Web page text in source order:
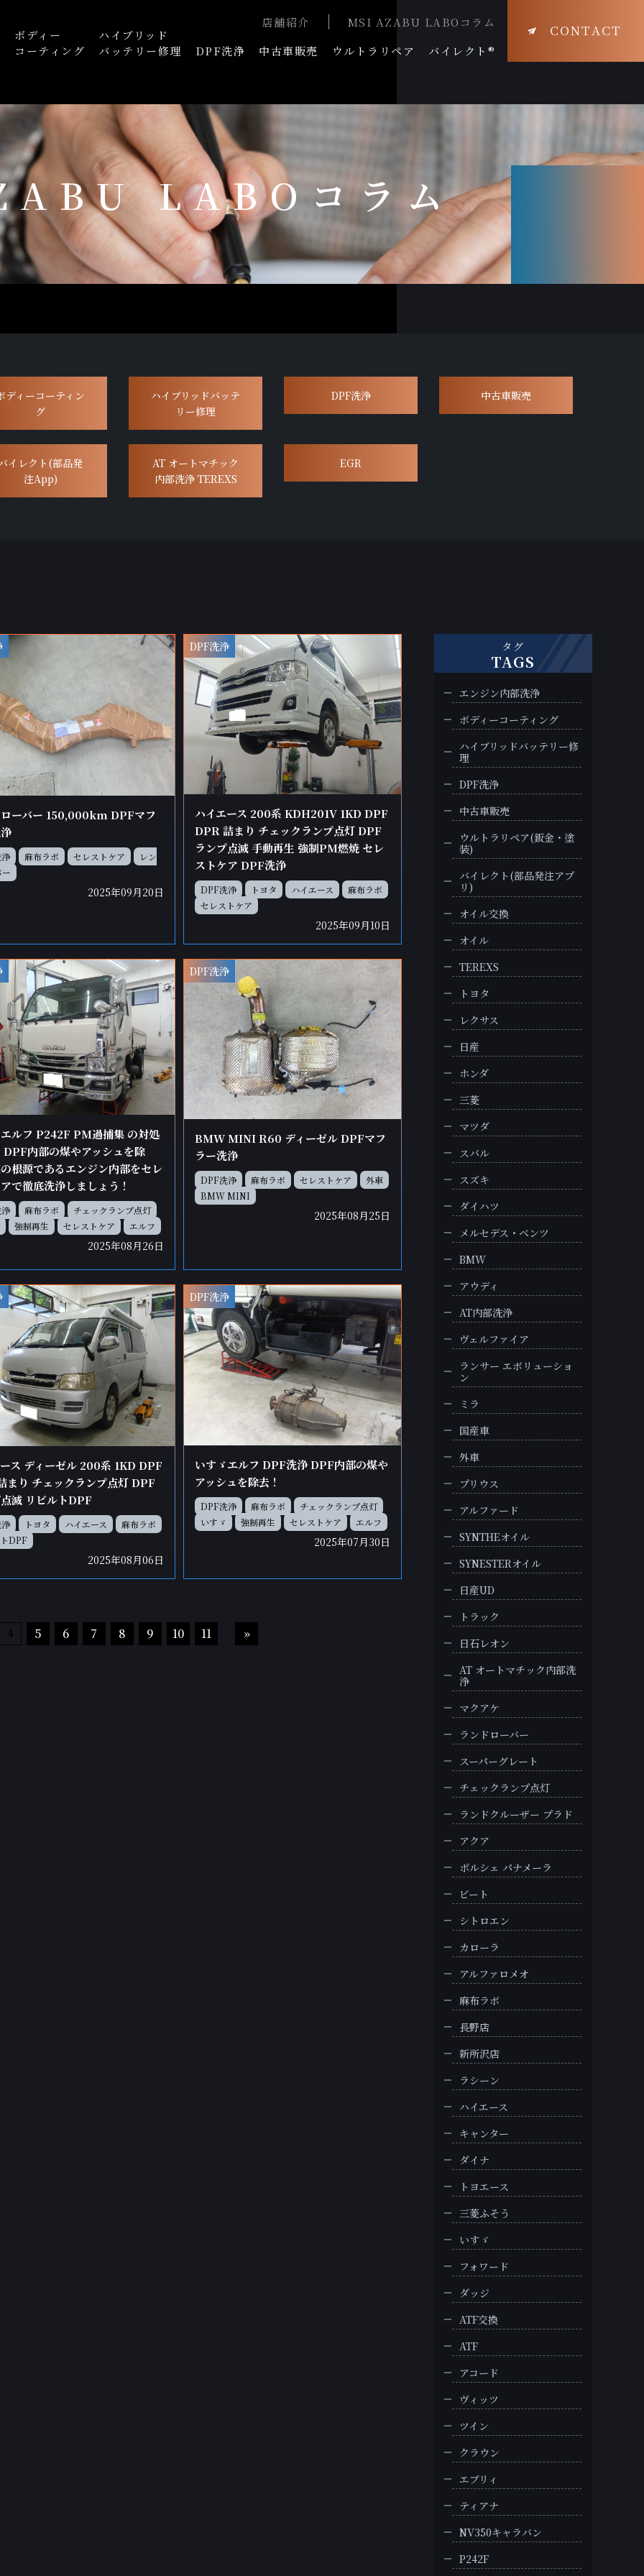
店舗紹介
MSI AZABU LABOコラム
ボディー
コーティング
ハイブリッド
バッテリー修理
DPF洗浄 中古車販売 ウルトラリペア バイレクト®
CONTACT
LABOコラム
ディーコーティン
グ
ハイブリッドバッテ
リー修理
DPF洗浄 中古車販売
イレクト(部品発
注App)
AT オートマチック
内部洗浄 TEREXS
EGR
ローバー 150,000km DPFマフ
麻布ラボ セレストケア
レン
2025年09月20日
DPF洗浄
ハイエース 200系 KDH201V 1KD DPF
DPR 詰まり チェックランプ点灯 DPF
ランプ点滅 手動再生 強制PM燃焼 セレ
ストケア DPF洗浄
DPF洗浄 トヨタ ハイエース
麻布ラボ
セレストケア
2025年09月10日
ルフ P242F PM過捕集 の対処
DPF内部の煤やアッシュを除
根源であるエンジン内部をセレ
で徹底洗浄しましょう！
麻布ラボ
チェックランプ点灯
強制再生 セレストケア エルフ
2025年08月26日
DPF洗浄
BMW MINI R60 ディーゼル DPFマフ
ラー洗浄
DPF洗浄 麻布ラボ セレストケア
外車
BMW MINI
2025年08月25日
ス ディーゼル 200系 1KD DPF
まり チェックランプ点灯 DPF
滅 リビルトDPF
トヨタ ハイエース
麻布ラボ
DPF
2025年08月06日
DPF洗浄
いすゞエルフ DPF洗浄 DPF内部の煤や
アッシュを除去！
DPF洗浄 麻布ラボ
チェックランプ点灯
いすゞ
強制再生 セレストケア エルフ
2025年07月30日
4 5 6 7 8 9 10 11 »
タグ
TAGS
エンジン内部洗浄
ボディーコーティング
ハイブリッドバッテリー修
理
DPF洗浄
中古車販売
ウルトラリペア(鈑金・塗
装)
バイレクト(部品発注アプ
リ)
オイル交換
オイル
TEREXS
トヨタ
レクサス
日産
ホンダ
三菱
マツダ
スバル
スズキ
ダイハツ
メルセデス・ベンツ
BMW
アウディ
AT内部洗浄
ヴェルファイア
ランサー エボリューショ
ン
ミラ
国産車
外車
プリウス
アルファード
SYNTHEオイル
SYNESTERオイル
日産UD
トラック
日石レオン
AT オートマチック内部洗
浄
マクアケ
ランドローバー
スーパーグレート
チェックランプ点灯
ランドクルーザー プラド
アクア
ポルシェ パナメーラ
ビート
シトロエン
カローラ
アルファロメオ
麻布ラボ
長野店
新所沢店
ラシーン
ハイエース
キャンター
ダイナ
トヨエース
三菱ふそう
いすゞ
フォワード
ダッジ
ATF交換
ATF
アコード
ヴィッツ
ツイン
クラウン
エブリィ
ティアナ
NV350キャラバン
P242F